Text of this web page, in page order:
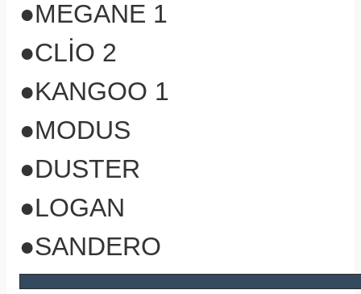
●MEGANE 1
●CLİO 2
●KANGOO 1
●MODUS
●DUSTER
●LOGAN
●SANDERO